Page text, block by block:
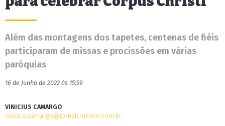
Além das montagens dos tapetes, centenas de fiéis
participaram de missas e procissões em várias
paróquias
16 de Junho de 2022 às 15:59
VINICIUS CAMARGO
vinicius.camargo@jornalcruzeiro.com.br